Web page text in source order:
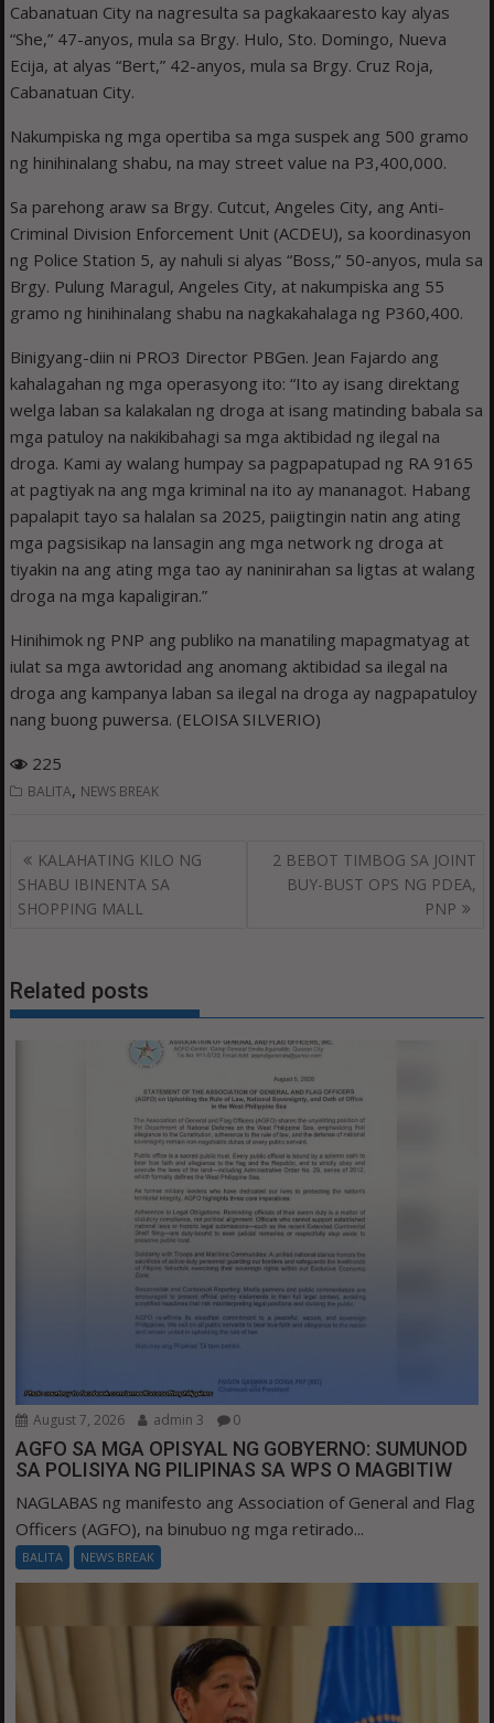
Cabanatuan City na nagresulta sa pagkakaaresto kay alyas
“She,” 47-anyos, mula sa Brgy. Hulo, Sto. Domingo, Nueva
Ecija, at alyas “Bert,” 42-anyos, mula sa Brgy. Cruz Roja,
Cabanatuan City.
Nakumpiska ng mga opertiba sa mga suspek ang 500 gramo
ng hinihinalang shabu, na may street value na P3,400,000.
Sa parehong araw sa Brgy. Cutcut, Angeles City, ang Anti-
Criminal Division Enforcement Unit (ACDEU), sa koordinasyon
ng Police Station 5, ay nahuli si alyas “Boss,” 50-anyos, mula sa
Brgy. Pulung Maragul, Angeles City, at nakumpiska ang 55
gramo ng hinihinalang shabu na nagkakahalaga ng P360,400.
Binigyang-diin ni PRO3 Director PBGen. Jean Fajardo ang
kahalagahan ng mga operasyong ito: “Ito ay isang direktang
welga laban sa kalakalan ng droga at isang matinding babala sa
mga patuloy na nakikibahagi sa mga aktibidad ng ilegal na
droga. Kami ay walang humpay sa pagpapatupad ng RA 9165
at pagtiyak na ang mga kriminal na ito ay mananagot. Habang
papalapit tayo sa halalan sa 2025, paiigtingin natin ang ating
mga pagsisikap na lansagin ang mga network ng droga at
tiyakin na ang ating mga tao ay naninirahan sa ligtas at walang
droga na mga kapaligiran.”
Hinihimok ng PNP ang publiko na manatiling mapagmatyag at
iulat sa mga awtoridad ang anomang aktibidad sa ilegal na
droga ang kampanya laban sa ilegal na droga ay nagpapatuloy
nang buong puwersa. (ELOISA SILVERIO)
225
BALITA, NEWS BREAK
Post
navigation
KALAHATING KILO NG
SHABU IBINENTA SA
SHOPPING MALL
2 BEBOT TIMBOG SA JOINT
BUY-BUST OPS NG PDEA,
PNP
Related posts
August 7, 2026 admin 3 0
AGFO SA MGA OPISYAL NG GOBYERNO: SUMUNOD
SA POLISIYA NG PILIPINAS SA WPS O MAGBITIW
NAGLABAS ng manifesto ang Association of General and Flag
Officers (AGFO), na binubuo ng mga retirado...
BALITA NEWS BREAK